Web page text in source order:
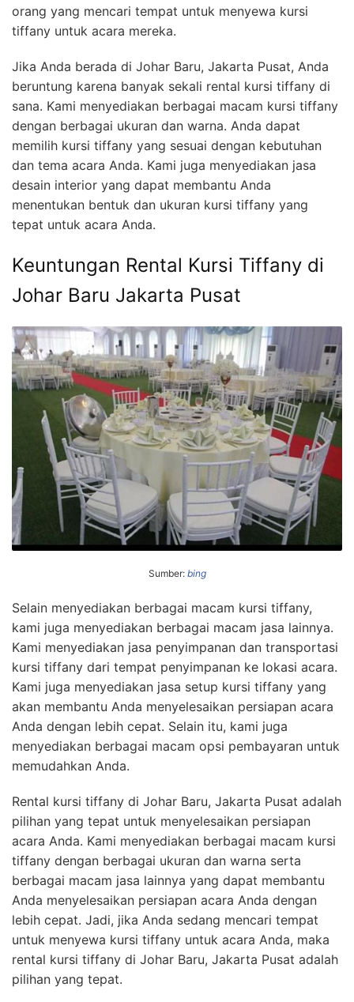
orang yang mencari tempat untuk menyewa kursi
tiffany untuk acara mereka.
Jika Anda berada di Johar Baru, Jakarta Pusat, Anda
beruntung karena banyak sekali rental kursi tiffany di
sana. Kami menyediakan berbagai macam kursi tiffany
dengan berbagai ukuran dan warna. Anda dapat
memilih kursi tiffany yang sesuai dengan kebutuhan
dan tema acara Anda. Kami juga menyediakan jasa
desain interior yang dapat membantu Anda
menentukan bentuk dan ukuran kursi tiffany yang
tepat untuk acara Anda.
Keuntungan Rental Kursi Tiffany di
Johar Baru Jakarta Pusat
Sumber: bing
Selain menyediakan berbagai macam kursi tiffany,
kami juga menyediakan berbagai macam jasa lainnya.
Kami menyediakan jasa penyimpanan dan transportasi
kursi tiffany dari tempat penyimpanan ke lokasi acara.
Kami juga menyediakan jasa setup kursi tiffany yang
akan membantu Anda menyelesaikan persiapan acara
Anda dengan lebih cepat. Selain itu, kami juga
menyediakan berbagai macam opsi pembayaran untuk
memudahkan Anda.
Rental kursi tiffany di Johar Baru, Jakarta Pusat adalah
pilihan yang tepat untuk menyelesaikan persiapan
acara Anda. Kami menyediakan berbagai macam kursi
tiffany dengan berbagai ukuran dan warna serta
berbagai macam jasa lainnya yang dapat membantu
Anda menyelesaikan persiapan acara Anda dengan
lebih cepat. Jadi, jika Anda sedang mencari tempat
untuk menyewa kursi tiffany untuk acara Anda, maka
rental kursi tiffany di Johar Baru, Jakarta Pusat adalah
pilihan yang tepat.